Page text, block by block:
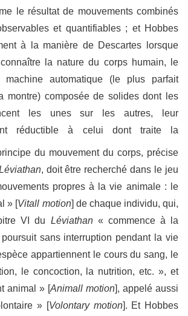
le résultat de mouvements combinés
et quantifiables ; et Hobbes
à la manière de Descartes lorsque
la nature du corps humain, le
automatique (le plus parfait
montre) composée de solides dont les
les unes sur les autres, leur
réductible à celui dont traite la
du mouvement du corps, précise
, doit être recherché dans le jeu
propres à la vie animale : le
» [Vitall motion] de chaque individu, qui,
VI du Léviathan« commence à la
sans interruption pendant la vie
appartiennent le cours du sang, le
le concoction, la nutrition, etc. », et
animal » [Animall motion], appelé aussi
» [Volontary motion]. Et Hobbes